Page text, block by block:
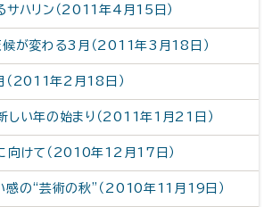
サハリン（2011年4月15日）
候が変わる3月（2011年3月18日）
（2011年2月18日）
しい年の始まり（2011年1月21日）
向けて（2010年12月17日）
感の“芸術の秋”（2010年11月19日）